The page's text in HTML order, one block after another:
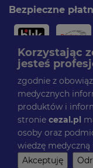
Bezpieczne
Paczki
Facebook
Korzystając
jesteś
zgodnie z
medycznych
produktów i
stronie cezal.pl
osoby oraz
wiedzę medyczną
© CEZAL